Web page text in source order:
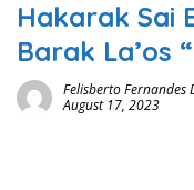
Hakarak Sai
Barak La’os
Felisberto Fernandes
August 17, 2023